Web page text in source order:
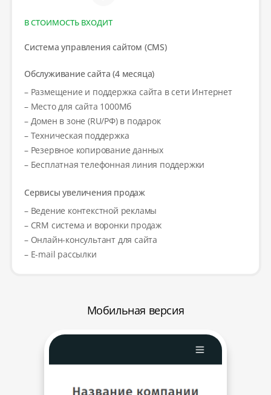
В СТОИМОСТЬ ВХОДИТ
Система управления сайтом (CMS)
Обслуживание сайта (4 месяца)
– Размещение и поддержка сайта в сети Интернет
– Место для сайта 1000Мб
– Домен в зоне (RU/РФ) в подарок
– Техническая поддержка
– Резервное копирование данных
– Бесплатная телефонная линия поддержки
Сервисы увеличения продаж
– Ведение контекстной рекламы
– CRM система и воронки продаж
– Онлайн-консультант для сайта
– E-mail рассылки
Мобильная версия